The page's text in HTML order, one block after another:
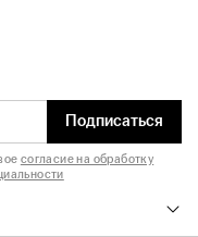
Подписаться
согласие на обработку